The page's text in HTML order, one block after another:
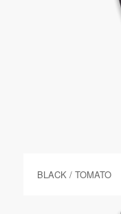
BLACK / TOMATO